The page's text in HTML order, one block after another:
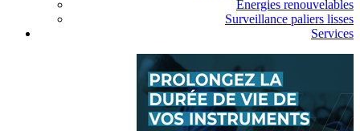
Energies renouvelables
Surveillance paliers lisses
Services